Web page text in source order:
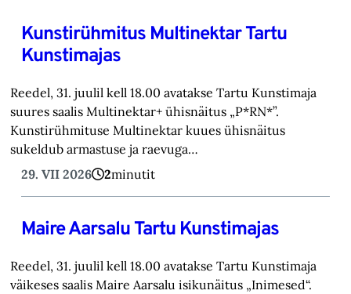
Kunstirühmitus Multinektar Tartu
Kunstimajas
Reedel, 31. juulil kell 18.00 avatakse Tartu Kunstimaja
suures saalis Multinektar+ ühisnäitus „P*RN*”.
Kunstirühmituse Multinektar kuues ühisnäitus
sukeldub armastuse ja raevuga…
29. VII 2026
2minutit
Maire Aarsalu Tartu Kunstimajas
Reedel, 31. juulil kell 18.00 avatakse Tartu Kunstimaja
väikeses saalis Maire Aarsalu isikunäitus „Inimesed“.